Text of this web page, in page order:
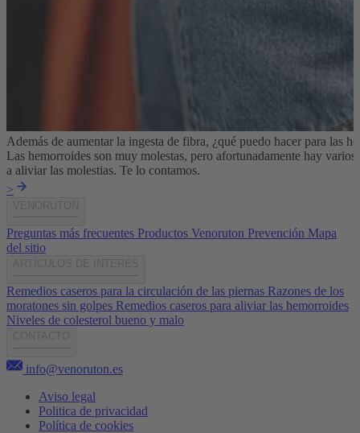
Además de aumentar la ingesta de fibra, ¿qué puedo hacer para las
Las hemorroides son muy molestas, pero afortunadamente hay
a aliviar las molestias. Te lo contamos.
>
Preguntas más frecuentes Productos Venoruton Prevención Mapa
del sitio
Remedios caseros para la circulación de las piernas Razones de los
moratones sin golpes Remedios caseros para aliviar las hemorroides
Niveles de colesterol bueno y malo
info@venoruton.es
Aviso legal
Politica de privacidad
Política de cookies